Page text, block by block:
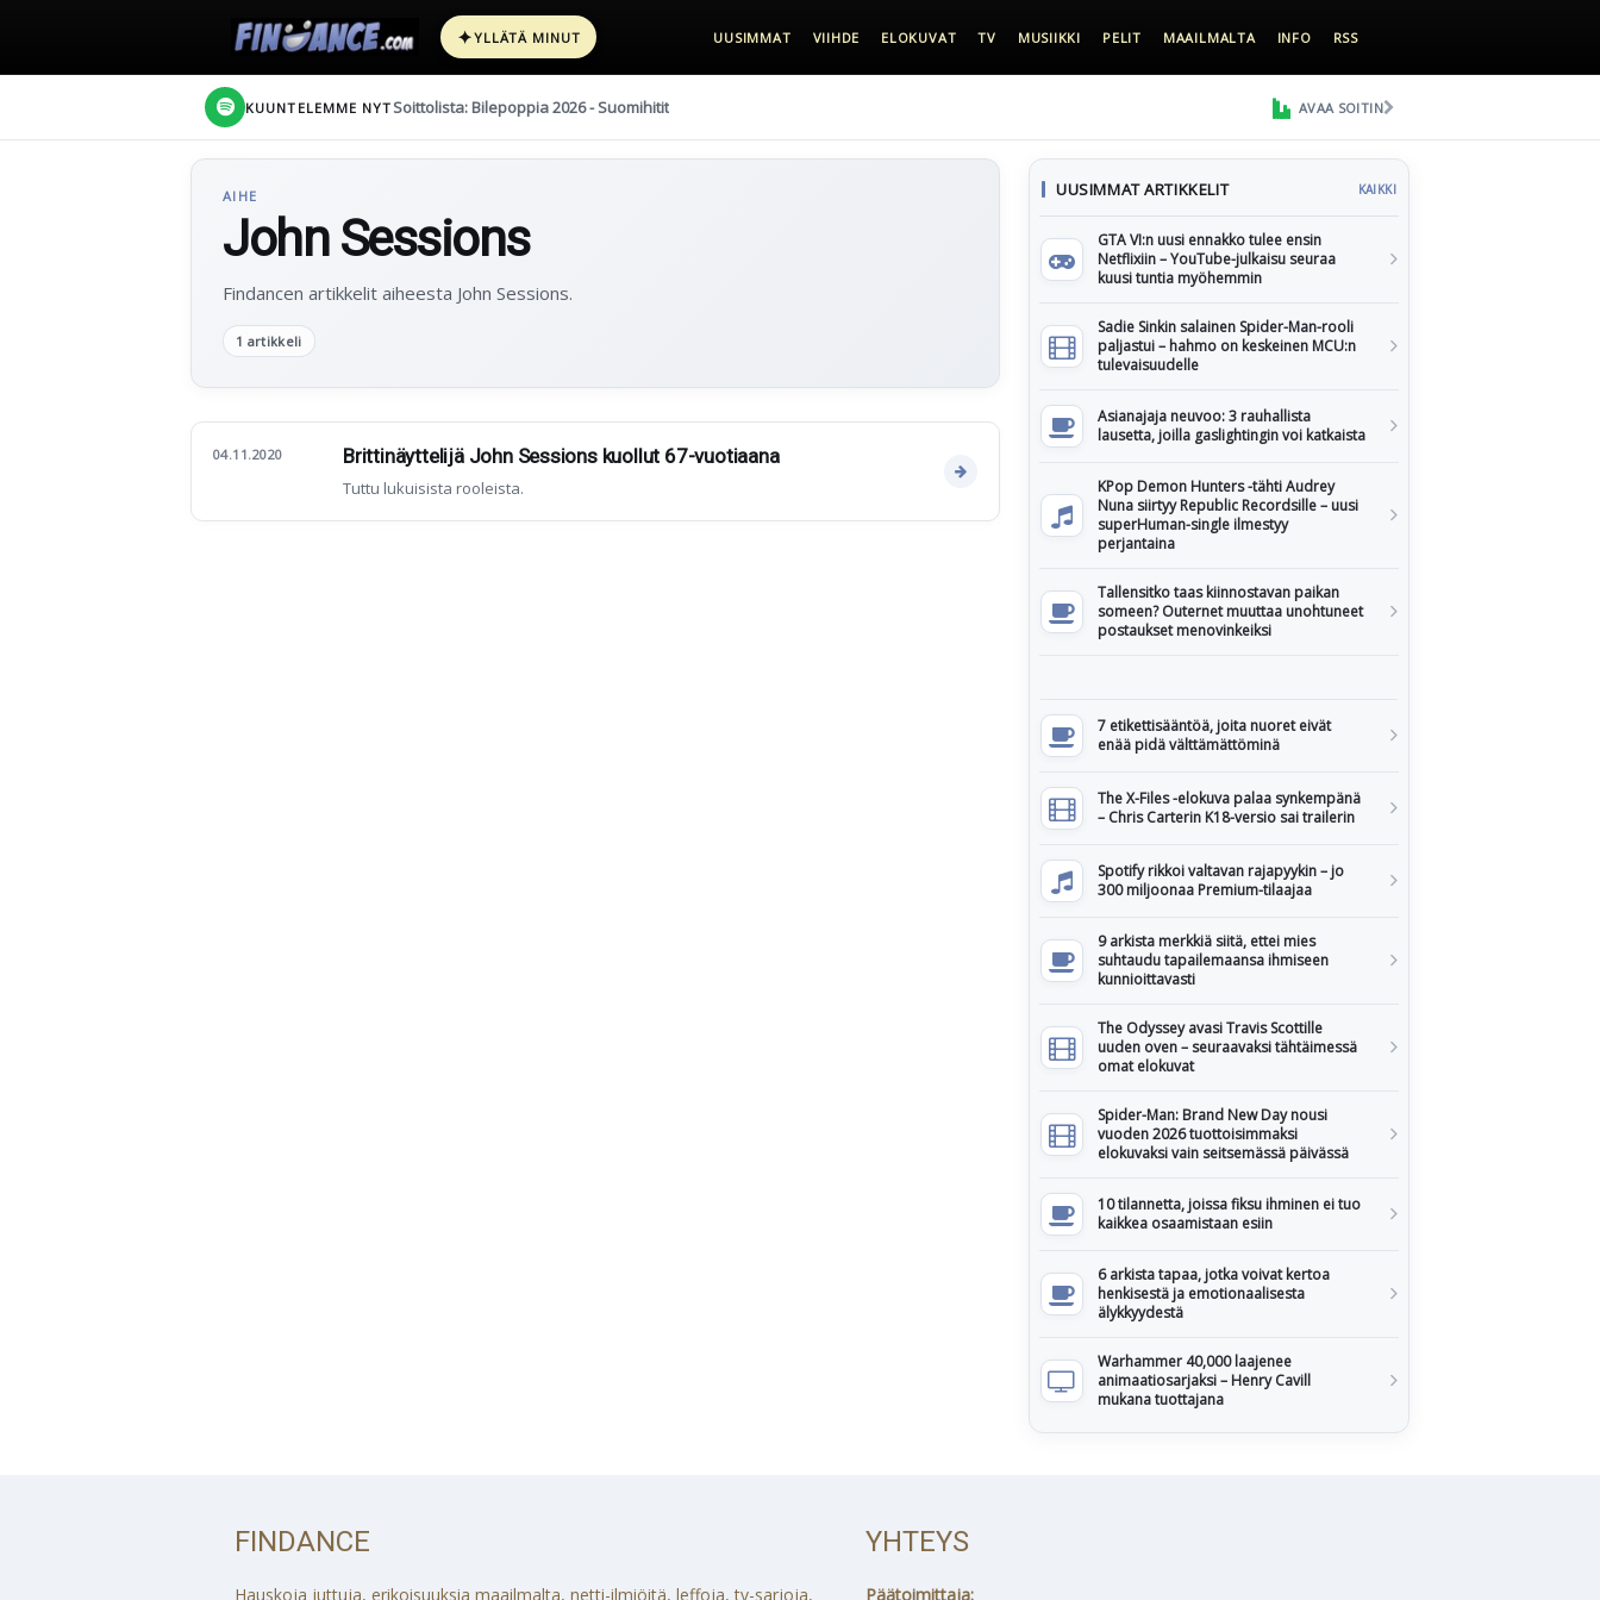
✦YLLÄTÄ MINUT UUSIMMAT VIIHDE ELOKUVAT TV MUSIIKKI PELIT MAAILMALTA INFO RSS
KUUNTELEMME NYT Soittolista: Bilepoppia 2026 - Suomihitit AVAA SOITIN
AIHE
John Sessions
Findancen artikkelit aiheesta John Sessions.
1 artikkeli
04.11.2020 Brittinäyttelijä John Sessions kuollut 67-vuotiaana
Tuttu lukuisista rooleista.
UUSIMMAT ARTIKKELIT KAIKKI
GTA VI:n uusi ennakko tulee ensin
Netflixiin – YouTube-julkaisu seuraa
kuusi tuntia myöhemmin
Sadie Sinkin salainen Spider-Man-rooli
paljastui – hahmo on keskeinen MCU:n
tulevaisuudelle
Asianajaja neuvoo: 3 rauhallista
lausetta, joilla gaslightingin voi katkaista
KPop Demon Hunters -tähti Audrey
Nuna siirtyy Republic Recordsille – uusi
superHuman-single ilmestyy
perjantaina
Tallensitko taas kiinnostavan paikan
someen? Outernet muuttaa unohtuneet
postaukset menovinkeiksi
7 etikettisääntöä, joita nuoret eivät
enää pidä välttämättöminä
The X-Files -elokuva palaa synkempänä
– Chris Carterin K18-versio sai trailerin
Spotify rikkoi valtavan rajapyykin – jo
300 miljoonaa Premium-tilaajaa
9 arkista merkkiä siitä, ettei mies
suhtaudu tapailemaansa ihmiseen
kunnioittavasti
The Odyssey avasi Travis Scottille
uuden oven – seuraavaksi tähtäimessä
omat elokuvat
Spider-Man: Brand New Day nousi
vuoden 2026 tuottoisimmaksi
elokuvaksi vain seitsemässä päivässä
10 tilannetta, joissa fiksu ihminen ei tuo
kaikkea osaamistaan esiin
6 arkista tapaa, jotka voivat kertoa
henkisestä ja emotionaalisesta
älykkyydestä
Warhammer 40,000 laajenee
animaatiosarjaksi – Henry Cavill
mukana tuottajana
FINDANCE
Hauskoja juttuja, erikoisuuksia maailmalta, netti-ilmiöitä, leffoja, tv-sarjoja,
YHTEYS
Päätoimittaja: